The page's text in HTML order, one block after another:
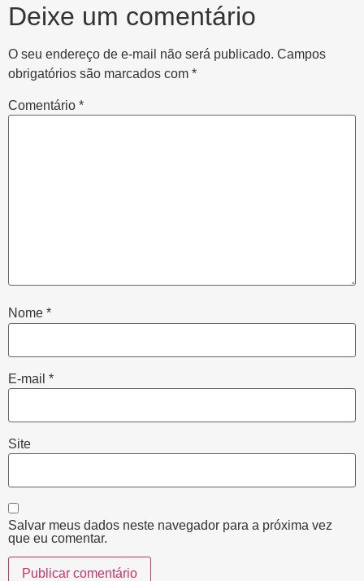
Deixe um comentário
O seu endereço de e-mail não será publicado. Campos
obrigatórios são marcados com *
Comentário *
Nome *
E-mail *
Site
Salvar meus dados neste navegador para a próxima vez
que eu comentar.